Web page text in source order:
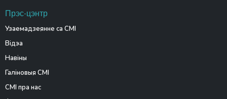
Прэс-цэнтр
Узаемадзеянне са СМІ
Відэа
Навіны
Галіновыя СМІ
СМІ пра нас